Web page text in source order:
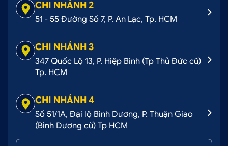
CHI NHÁNH 2
51 - 55 Đường Số 7, P. An Lạc, Tp. HCM
CHI NHÁNH 3
347 Quốc Lộ 13, P. Hiệp Bình (Tp Thủ Đức cũ)
Tp. HCM
CHI NHÁNH 4
Số 51/1A, Đại lộ Bình Dương, P. Thuận Giao
(Bình Dương cũ) Tp HCM